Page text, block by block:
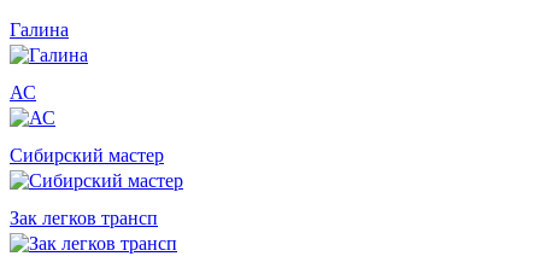
Галина
АС
Сибирский мастер
Зак легков трансп